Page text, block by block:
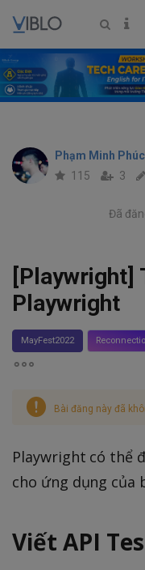
Phạm Minh Phúc
115 3
Đã
[Playwright]
Playwright
MayFest2022
Bài đăng này đã
Playwright có thể
cho ứng dụng của
Viết API